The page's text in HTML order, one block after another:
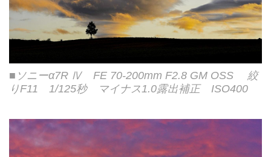
■ソニーα7R Ⅳ FE 70-200mm F2.8 GM OSS 絞
りF11 1/125秒 マイナス1.0露出補正 ISO400